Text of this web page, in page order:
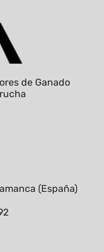
(España)
de Ganado